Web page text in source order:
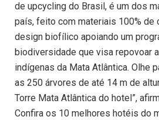
de upcycling do Brasil, é um dos
país, feito com materiais 100% de
design biofílico apoiando um
biodiversidade que visa repovoar
indígenas da Mata Atlântica. Olhe
as 250 árvores de até 14 m de
Torre Mata Atlântica do hotel”,
Confira os 10 melhores hotéis do